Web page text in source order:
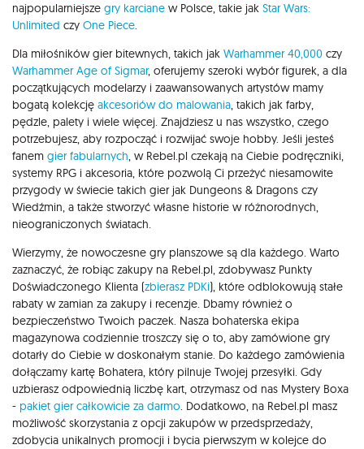
najpopularniejsze gry karciane w Polsce, takie jak Star Wars:
Unlimited czy One Piece.
Dla miłośników gier bitewnych, takich jak Warhammer 40,000 czy
Warhammer Age of Sigmar, oferujemy szeroki wybór figurek, a dla
początkujących modelarzy i zaawansowanych artystów mamy
bogatą kolekcję akcesoriów do malowania, takich jak farby,
pędzle, palety i wiele więcej. Znajdziesz u nas wszystko, czego
potrzebujesz, aby rozpocząć i rozwijać swoje hobby. Jeśli jesteś
fanem gier fabularnych, w Rebel.pl czekają na Ciebie podręczniki,
systemy RPG i akcesoria, które pozwolą Ci przeżyć niesamowite
przygody w świecie takich gier jak Dungeons & Dragons czy
Wiedźmin, a także stworzyć własne historie w różnorodnych,
nieograniczonych światach.
Wierzymy, że nowoczesne gry planszowe są dla każdego. Warto
zaznaczyć, że robiąc zakupy na Rebel.pl, zdobywasz Punkty
Doświadczonego Klienta (zbierasz PDKi), które odblokowują stałe
rabaty w zamian za zakupy i recenzje. Dbamy również o
bezpieczeństwo Twoich paczek. Nasza bohaterska ekipa
magazynowa codziennie troszczy się o to, aby zamówione gry
dotarły do Ciebie w doskonałym stanie. Do każdego zamówienia
dołączamy kartę Bohatera, który pilnuje Twojej przesyłki. Gdy
uzbierasz odpowiednią liczbę kart, otrzymasz od nas Mystery Boxa
- pakiet gier całkowicie za darmo. Dodatkowo, na Rebel.pl masz
możliwość skorzystania z opcji zakupów w przedsprzedaży,
zdobycia unikalnych promocji i bycia pierwszym w kolejce do